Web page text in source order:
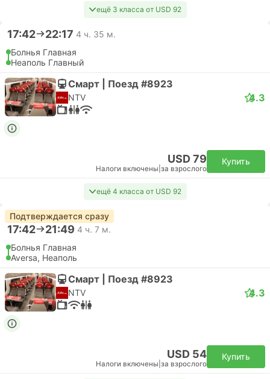
ещё 3 класса от USD 92
17:42 22:17 4 ч. 35 м.
Болнья Главная
Неаполь Главный
Смарт | Поезд #8923
NTV 4.3
USD 79
Налоги включены за взрослого
Купить
ещё 4 класса от USD 92
Подтверждается сразу
17:42 21:49 4 ч. 7 м.
Болнья Главная
Aversa, Неаполь
Смарт | Поезд #8923
NTV 4.3
USD 54
Налоги включены за взрослого
Купить